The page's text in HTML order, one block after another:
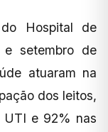
Hospital de
setembro de
atuaram na
dos leitos,
e 92% nas